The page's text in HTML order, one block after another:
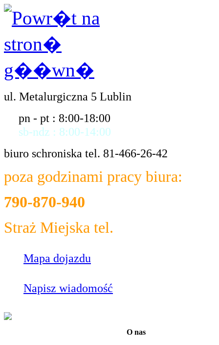
ul. Metalurgiczna 5 Lublin
pn - pt : 8:00-18:00
sb-ndz : 8:00-14:00
biuro schroniska tel. 81-466-26-42
poza godzinami pracy biura:
790-870-940
Straż Miejska tel.
Mapa dojazdu
Napisz wiadomość
O nas